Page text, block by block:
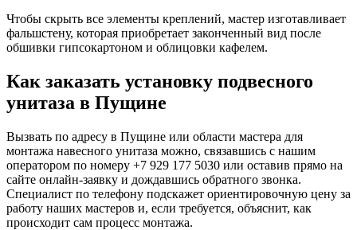
Чтобы скрыть все элементы креплений, мастер изготавливает
фальшстену, которая приобретает законченный вид после
обшивки гипсокартоном и облицовки кафелем.
Как заказать установку подвесного
унитаза в Пущине
Вызвать по адресу в Пущине или области мастера для
монтажа навесного унитаза можно, связавшись с нашим
оператором по номеру +7 929 177 5030 или оставив прямо на
сайте онлайн-заявку и дождавшись обратного звонка.
Специалист по телефону подскажет ориентировочную цену за
работу наших мастеров и, если требуется, объяснит, как
происходит сам процесс монтажа.